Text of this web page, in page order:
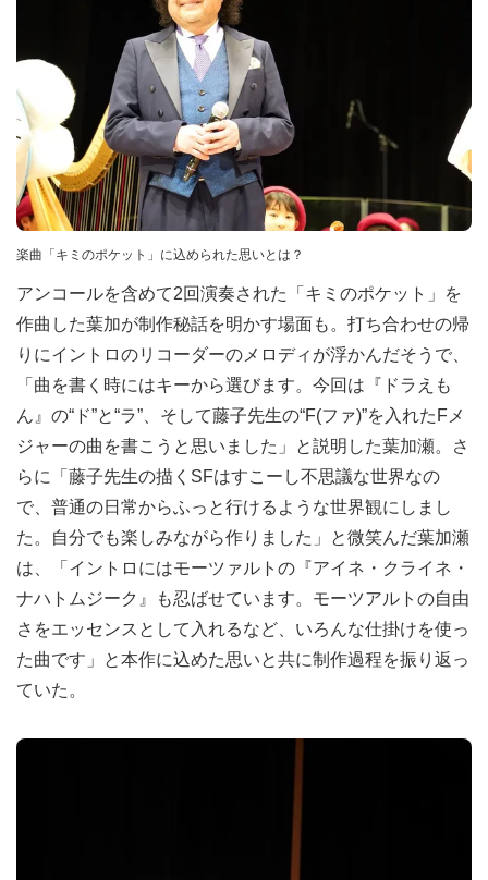
楽曲「キミのポケット」に込められた思いとは？
アンコールを含めて2回演奏された「キミのポケット」を
作曲した葉加が制作秘話を明かす場面も。打ち合わせの帰
りにイントロのリコーダーのメロディが浮かんだそうで、
「曲を書く時にはキーから選びます。今回は『ドラえも
ん』の“ド”と“ラ”、そして藤子先生の“F(ファ)”を入れたFメ
ジャーの曲を書こうと思いました」と説明した葉加瀬。さ
らに「藤子先生の描くSFはすこーし不思議な世界なの
で、普通の日常からふっと行けるような世界観にしまし
た。自分でも楽しみながら作りました」と微笑んだ葉加瀬
は、「イントロにはモーツァルトの『アイネ・クライネ・
ナハトムジーク』も忍ばせています。モーツアルトの自由
さをエッセンスとして入れるなど、いろんな仕掛けを使っ
た曲です」と本作に込めた思いと共に制作過程を振り返っ
ていた。